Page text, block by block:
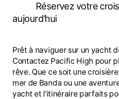
Réservez votre
aujourd’hui
Prêt à naviguer sur un yacht
Contactez Pacific High pour
rêve. Que ce soit une
mer de Banda ou une
yacht et l’itinéraire parfaits